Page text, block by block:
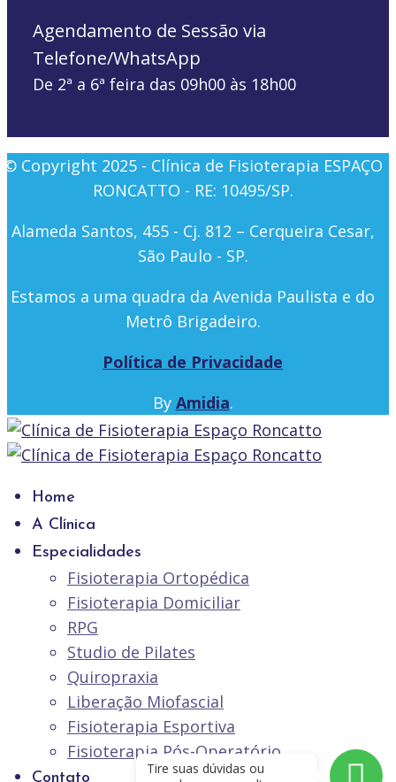
Agendamento de Sessão via
Telefone/WhatsApp
De 2ª a 6ª feira das 09h00 às 18h00
© Copyright 2025 - Clínica de Fisioterapia ESPAÇO
RONCATTO - RE: 10495/SP.
Alameda Santos, 455 - Cj. 812 – Cerqueira Cesar,
São Paulo - SP.
Estamos a uma quadra da Avenida Paulista e do
Metrô Brigadeiro.
Política de Privacidade
By Amidia.
Home
A Clínica
Especialidades
Fisioterapia Ortopédica
Fisioterapia Domiciliar
RPG
Studio de Pilates
Quiropraxia
Liberação Miofascial
Fisioterapia Esportiva
Fisioterapia Pós-Operatório
Contato
Tire suas dúvidas ou